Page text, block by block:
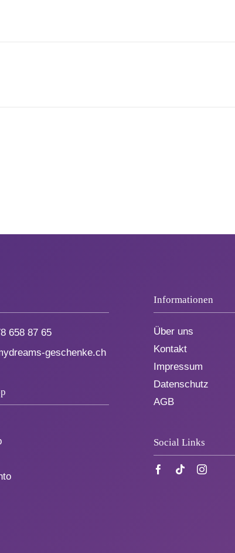
658 87 65
geschenke.ch
Informationen
Über uns
Kontakt
Impressum
Datenschutz
AGB
Social Links